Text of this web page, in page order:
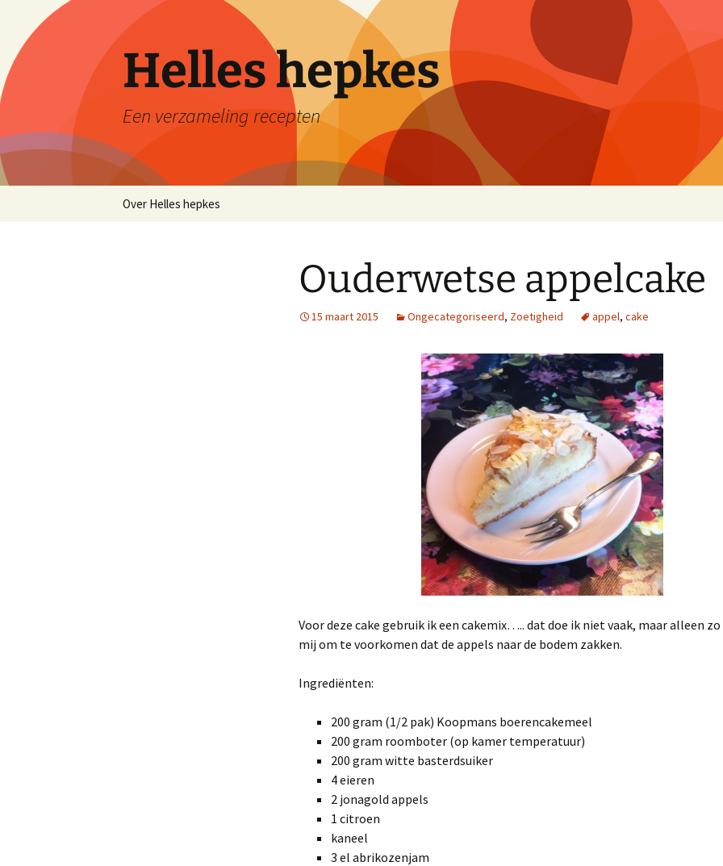
inhoud
Helles hepkes
Een verzameling recepten
Over Helles hepkes
Ouderwetse appelcake
15 maart 2015 Ongecategoriseerd, Zoetigheid appel, cake
Voor deze cake gebruik ik een cakemix….. dat doe ik niet vaak, maar alleen
mij om te voorkomen dat de appels naar de bodem zakken.
Ingrediënten:
200 gram (1/2 pak) Koopmans boerencakemeel
200 gram roomboter (op kamer temperatuur)
200 gram witte basterdsuiker
4 eieren
2 jonagold appels
1 citroen
kaneel
3 el abrikozenjam